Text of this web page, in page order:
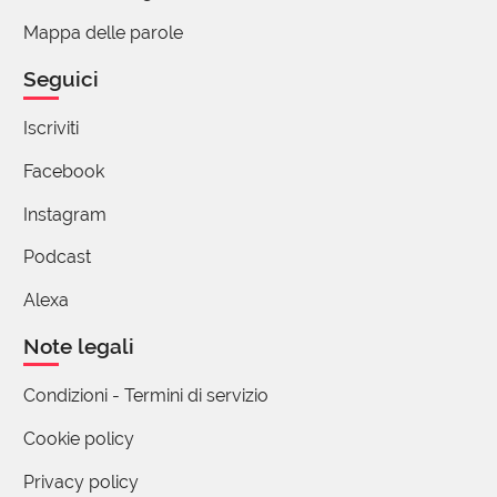
Stefania Bontorin
una ciabatta o ti do una sberla ti do "na
savatada"
Domanda storico-etimologica: gli
zoccoli/calzatura sono diffusi un po'
per produrli e all'uso che se ne deve fare. Ci
sono però particolari zone geografiche in cui si
Mappa delle parole
Seguici
Iscriviti
Facebook
Instagram
Podcast
Alexa
Note legali
Condizioni - Termini di servizio
Cookie policy
Privacy policy